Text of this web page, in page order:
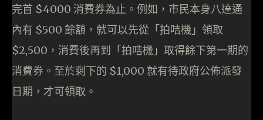
完首 $4000 消費券為止。例如，市民本身八達通
內有 $500 餘額，就可以先從「拍咭機」領取
$2,500，消費後再到「拍咭機」取得餘下第一期的
消費券。至於剩下的 $1,000 就有待政府公佈派發
日期，才可領取。